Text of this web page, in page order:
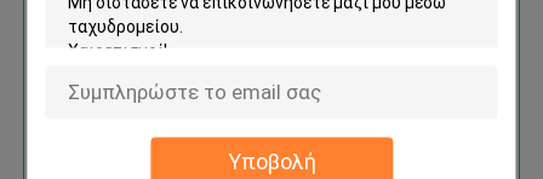
Υποβολή
μετατροπέων για την έκταση